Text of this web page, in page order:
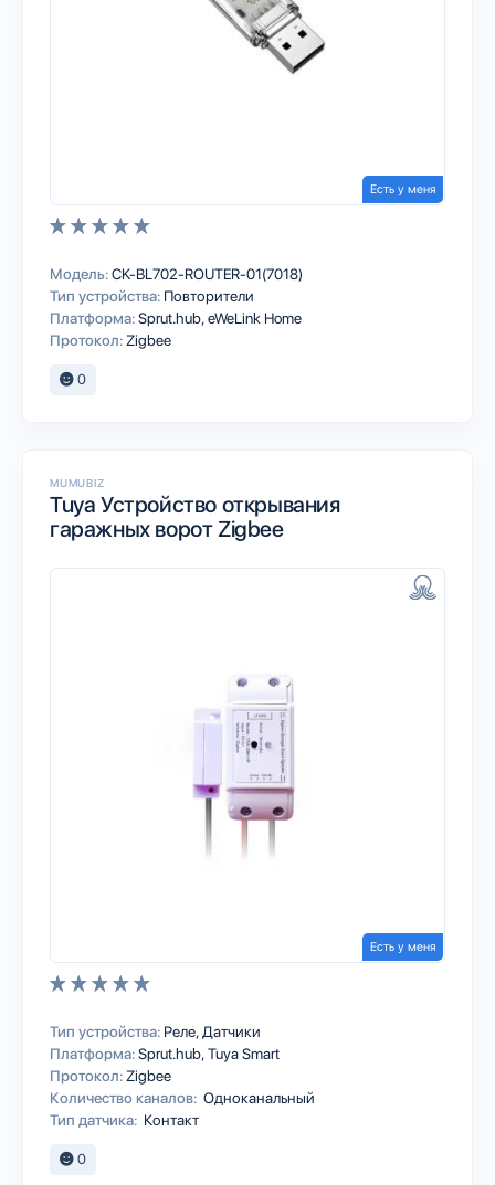
Есть у меня
Модель:CK-BL702-ROUTER-01(7018)
Тип устройства: Повторители
Платформа:Sprut.hubeWeLink Home
Протокол: Zigbee
0
MUMUBIZ
Tuya Устройство открывания
гаражных ворот Zigbee
Есть у меня
Тип устройства: Реле Датчики
Платформа:Sprut.hubTuya Smart
Протокол: Zigbee
Количество каналов: Одноканальный
Тип датчика: Контакт
0